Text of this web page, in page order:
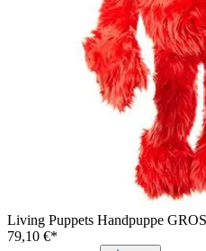
Living Puppets Handpuppe
79,10 €*